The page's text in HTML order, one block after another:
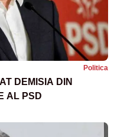
Politica
DEMISIA DIN
AL PSD